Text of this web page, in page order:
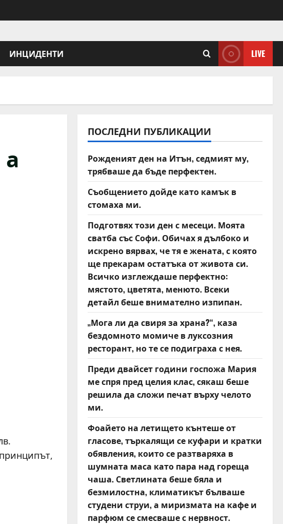
ИНЦИДЕНТИ LIVE
ПОСЛЕДНИ ПУБЛИКАЦИИ
Рожденият ден на Итън, седмият му,
трябваше да бъде перфектен.
Съобщението дойде като камък в
стомаха ми.
Подготвях този ден с месеци. Моята
сватба със Софи. Обичах я дълбоко и
искрено вярвах, че тя е жената, с която
ще прекарам остатъка от живота си.
Всичко изглеждаше перфектно:
мястото, цветята, менюто. Всеки
детайл беше внимателно изпипан.
„Мога ли да свиря за храна?“, каза
бездомното момиче в луксозния
ресторант, но те се подиграха с нея.
Преди двайсет години госпожа Мария
ме спря пред целия клас, сякаш беше
решила да сложи печат върху челото
ми.
Фоайето на летището кънтеше от
гласове, търкалящи се куфари и кратки
обявления, които се разтваряха в
шумната маса като пара над гореща
чаша. Светлината беше бяла и
безмилостна, климатикът бълваше
студени струи, а миризмата на кафе и
парфюм се смесваше с нервност.